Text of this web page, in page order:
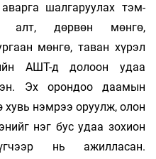
шалгаруулах тэм­
алт, дөрвөн мөнгө,
мөнгө, таван хүрэл
АШТ-д долоон удаа
Эх орондоо даамын
хувь нэмрээ оруулж, олон
нэг бус удаа зохион
нь ажилласан.